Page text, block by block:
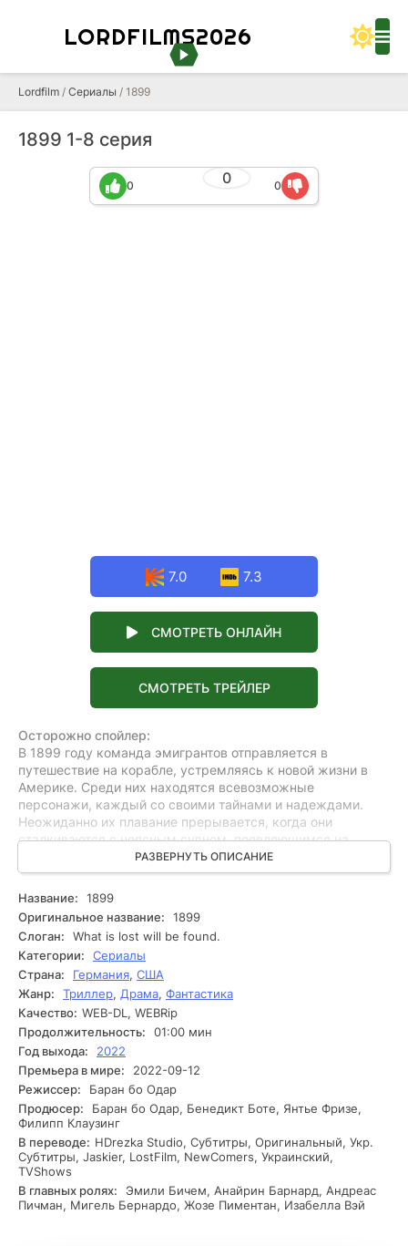
LORDFILMS2026
Lordfilm / Сериалы / 1899
1899 1-8 серия
0
0 0
7.0 7.3
СМОТРЕТЬ ОНЛАЙН
СМОТРЕТЬ ТРЕЙЛЕР
Осторожно спойлер:
В 1899 году команда эмигрантов отправляется в
путешествие на корабле, устремляясь к новой жизни в
Америке. Среди них находятся всевозможные
персонажи, каждый со своими тайнами и надеждами.
Неожиданно их плавание прерывается, когда они
сталкиваются с неясным судном, появляющимся на
горизонте. Это событие запускает цепочку странных и
пугающих происшествий, вызывая недоумение и
активизируя страсти среди пассажиров. В соответствии с
произошло с другими людьми на борту. Они сталкиваются
с необъяснимыми действиями и начинают осознавать, что
их личные секреты могут угрожать всем. Недоверие и
страх накаляют обстановку, и каждый новый поворот
событий лишь усложняет ситуацию. Непредвиденные
исчезновения и странные явления заставляют
пассажиров сомневаться в своих собственных мыслях. В
самый неблагоприятный момент, когда напряжение
достигает предела, они обнаруживают, что
существование их мира может оказаться связано с чем-
то гораздо более зловещим, чем они могли себе
представить.
РАЗВЕРНУТЬ ОПИСАНИЕ
Название:
1899
Оригинальное название:
1899
Слоган:
What is lost will be found.
Категории:
Сериалы
Страна:
Германия, США
Жанр:
Триллер, Драма, Фантастика
Качество: WEB-DL, WEBRip
Продолжительность:
01:00 мин
Год выхода:
2022
Премьера в мире:
2022-09-12
Режиссер:
Баран бо Одар
Продюсер:
Баран бо Одар, Бенедикт Боте, Янтье Фризе,
Филипп Клаузинг
В переводе: HDrezka Studio, Субтитры, Оригинальный, Укр.
Субтитры, Jaskier, LostFilm, NewComers, Украинский,
TVShows
В главных ролях:
Эмили Бичем, Анайрин Барнард, Андреас
Пичман, Мигель Бернардо, Жозе Пиментан, Изабелла Вэй